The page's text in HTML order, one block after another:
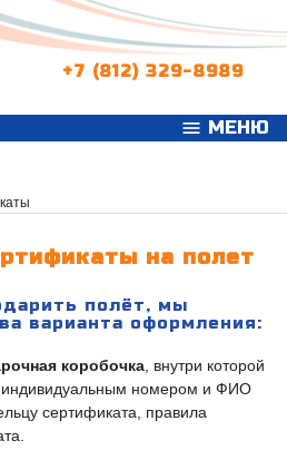
+7 (812) 329-8989
menu МЕНЮ
на полет
полёт, мы
варианта оформления:
коробочка, внутри которой
индивидуальным номером и ФИО
сертификата, правила